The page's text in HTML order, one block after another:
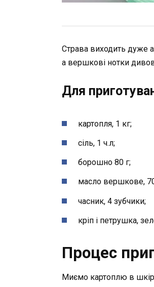
Страва виходить дуже
а вершкові нотки
Для
картопля, 1 кг;
сіль, 1 ч.л;
борошно 80 г;
масло вершкове,
часник, 4 зубчики;
кріп і петрушка,
Процес
Миємо картоплю в